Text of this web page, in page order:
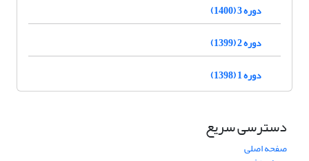
دوره 3 (1400)
دوره 2 (1399)
دوره 1 (1398)
دسترسی سریع
صفحه اصلی